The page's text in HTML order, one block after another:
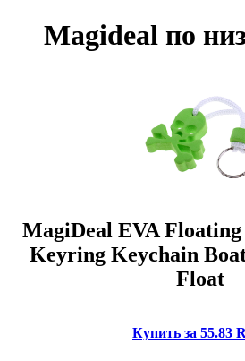
Magideal по
MagiDeal EVA
Keyring Keychain
Float
Купить за 55.83